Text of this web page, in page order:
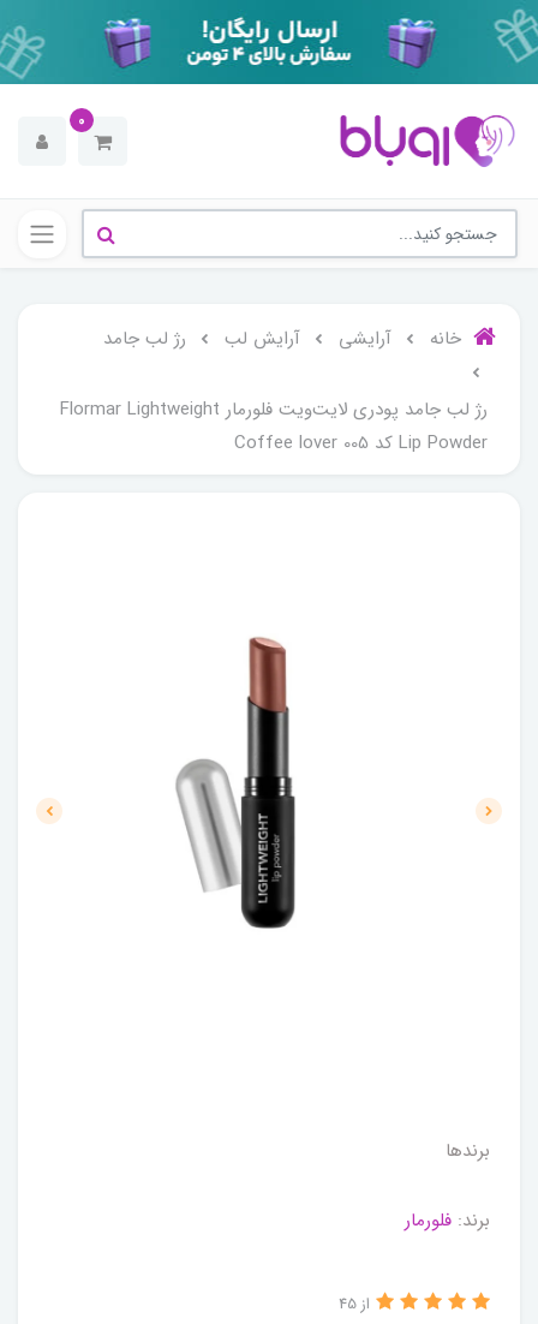
0
خانه آرایشی آرایش لب رژ لب جامد
رژ لب جامد پودری لایت‌ویت فلورمار Flormar Lightweight
Lip Powder کد 005 Coffee lover
برندها
برند: فلورمار
از 45